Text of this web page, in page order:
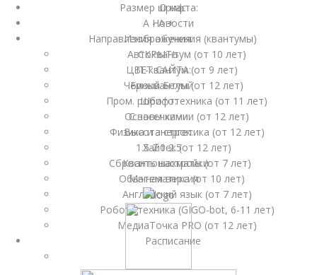
Размер шрифта:
A - A +
Изображения:
СКРЫТЬ
ЦВЕТ САЙТА:
Чёрный Белый
Шрифт:
С засечками
Высота строк:
1.5 2.0 2.5
Сбросить настройки
Обычная версия
О нас
Новости
Направления обучения (квантумы)
Автоквантум (от 10 лет)
IT-квантум (от 9 лет)
Биоквантум (от 12 лет)
Пром. робототехника (от 11 лет)
Основы химии (от 12 лет)
Физика и энергетика (от 12 лет)
Хайтек (от 12 лет)
Квантошахматы (от 7 лет)
Математика (от 10 лет)
Английский язык (от 7 лет)
Робототехника (GIGO-bot, 6-11 лет)
МедиаТочка PRO (от 12 лет)
Расписание